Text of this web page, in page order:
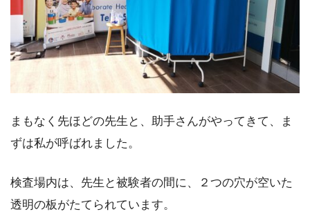
まもなく先ほどの先生と、助手さんがやってきて、ま
ずは私が呼ばれました。
検査場内は、先生と被験者の間に、２つの穴が空いた
透明の板がたてられています。